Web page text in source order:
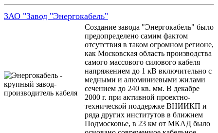
ЗАО "Завод "Энергокабель"
Создание завода "Энергокабель" было
предопределено самим фактом
отсутствия в таком огромном регионе,
как Московская область производства
самого массового силового кабеля
напряжением до 1 кВ включительно с
медными и алюминиевыми жилами
сечением до 240 кв. мм. В декабре
2000 г. при активной проектно-
технической поддержке ВНИИКП и
ряда других институтов в ближнем
Подмосковье, в 23 км от МКАД было